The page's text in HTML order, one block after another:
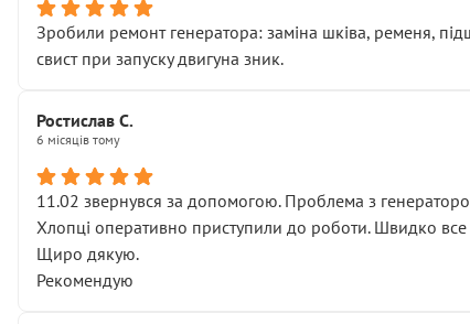
Зробили ремонт генератора: заміна шківа, ременя,
свист при запуску двигуна зник.
Ростислав С.
6 місяців тому
11.02 звернувся за допомогою. Проблема з
Хлопці оперативно приступили до роботи. Швидко
Щиро дякую.
Рекомендую